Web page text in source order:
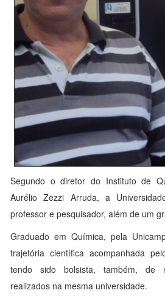
Segundo o diretor do Instituto de
Aurélio Zezzi Arruda, a
professor e pesquisador, além de um
Graduado em Química, pela
trajetória científica acompanhada
tendo sido bolsista, também, de
realizados na mesma universidade.